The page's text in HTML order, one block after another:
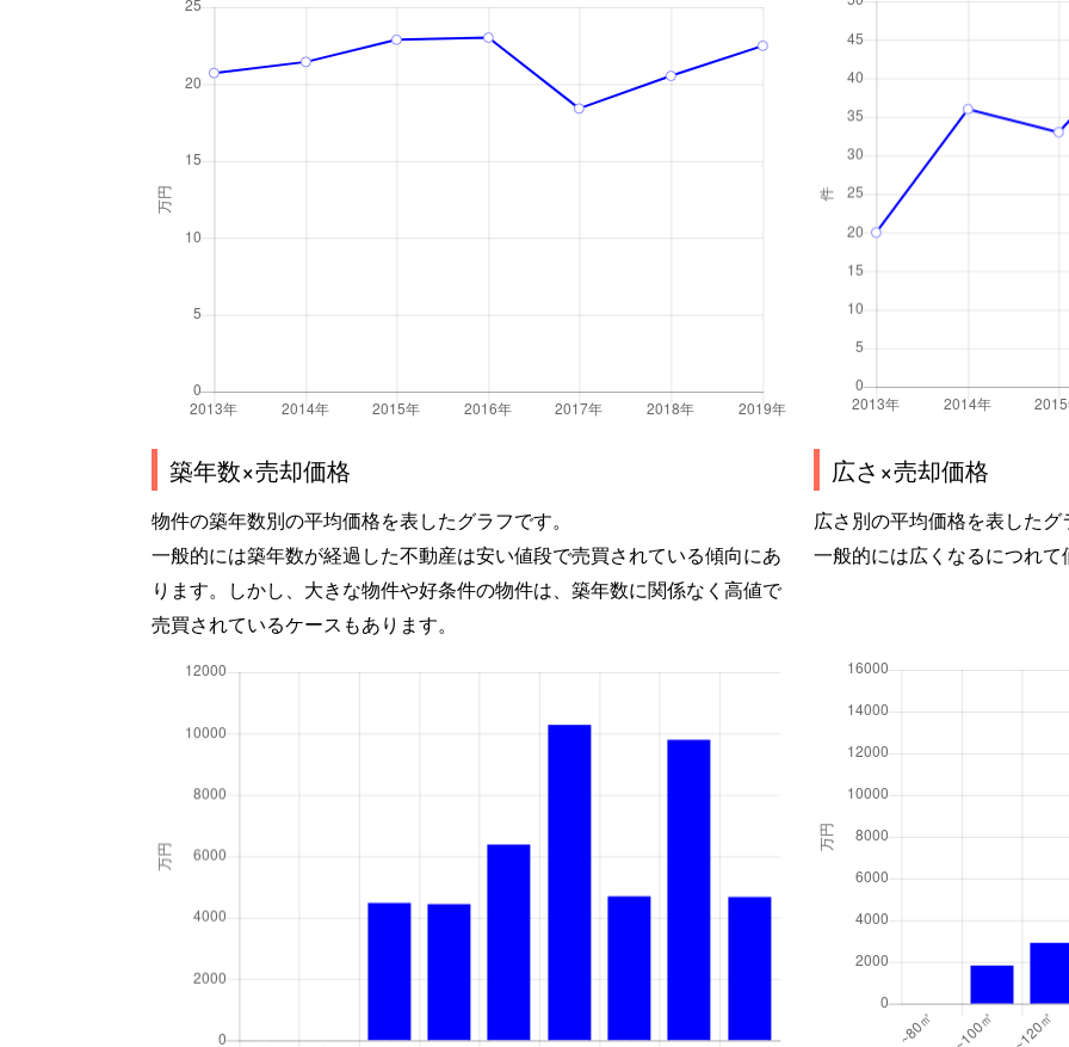
築年数×売却価格
物件の築年数別の平均価格を表したグラフです。
一般的には築年数が経過した不動産は安い値段で売買されている傾向にあ
ります。しかし、大きな物件や好条件の物件は、築年数に関係なく高値で
売買されているケースもあります。
広さ×売却価格
広さ別の平均価格を表した
一般的には広くなるにつれ